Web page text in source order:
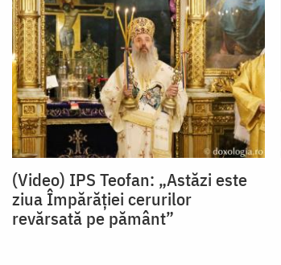
(Video) IPS Teofan: „Astăzi este
ziua Împărăției cerurilor
revărsată pe pământ”